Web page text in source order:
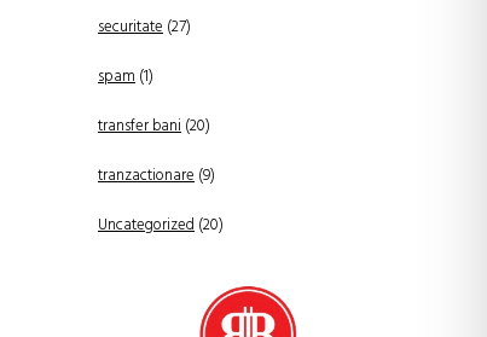
securitate(27)
spam(1)
transfer bani(20)
tranzactionare(9)
Uncategorized(20)